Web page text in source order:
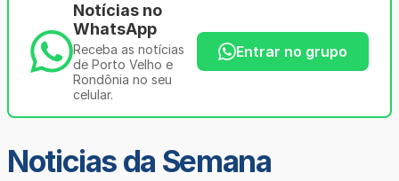
Notícias no
WhatsApp
Receba as notícias
de Porto Velho e
Rondônia no seu
celular.
Entrar no grupo
Noticias da Semana